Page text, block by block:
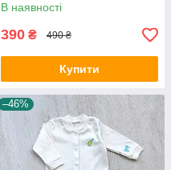
В наявності
390 ₴ 490 ₴
Купити
–46%